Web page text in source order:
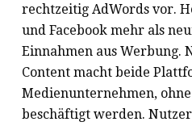
rechtzeitig AdWords vor.
und Facebook mehr als
Einnahmen aus Werbung.
Content macht beide
Medienunternehmen,
beschäftigt werden.